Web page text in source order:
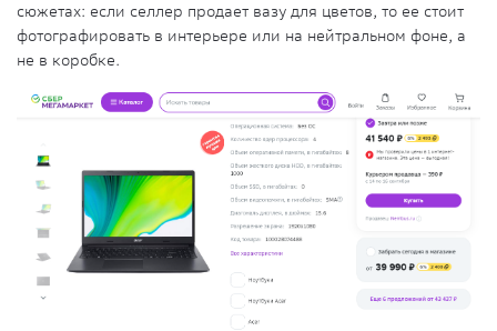
сюжетах: если селлер продает вазу для цветов, то ее стоит
фотографировать в интерьере или на нейтральном фоне, а
не в коробке.